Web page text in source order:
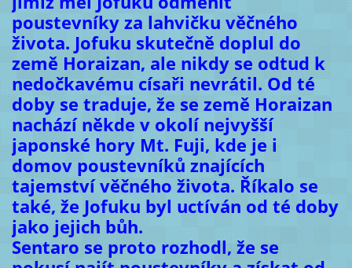
poustevníky za lahvičku věčného
života. Jofuku skutečně doplul do
země Horaizan, ale nikdy se odtud k
nedočkavému císaři nevrátil. Od té
doby se traduje, že se země Horaizan
nachází někde v okolí nejvyšší
japonské hory Mt. Fuji, kde je i
domov poustevníků znajících
tajemství věčného života. Říkalo se
také, že Jofuku byl uctíván od té doby
jako jejich bůh.
Sentaro se proto rozhodl, že se